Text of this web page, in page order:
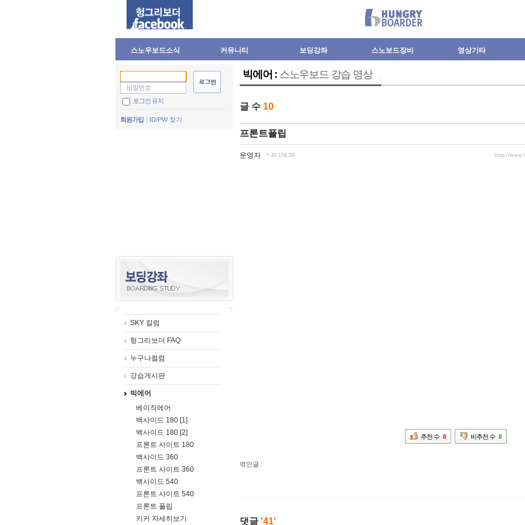
스노우보드소식 커뮤니티 보딩강좌 스노보드장비 영상기타
로그인 유지
회원가입 ID/PW 찾기
SKY 칼럼
헝그리보더 FAQ
누구나컬럼
강습게시판
빅에어
베이직에어
백사이드 180 [1]
백사이드 180 [2]
프론트 사이트 180
백사이드 360
프론트 사이트 360
백사이드 540
프론트 사이트 540
프론트 플립
키커 자세히보기
빅에어 : 스노우보드 강습 영상
글 수 10
프론트플립
운영자 *.46.156.39 http://
추천 수 8 비추천 수 0
엮인글 :
댓글 '41'